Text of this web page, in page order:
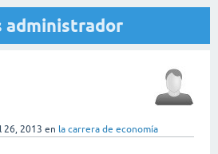
administrador
26, 2013 en la carrera de economía